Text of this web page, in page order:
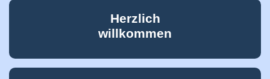
Herzlich
willkommen